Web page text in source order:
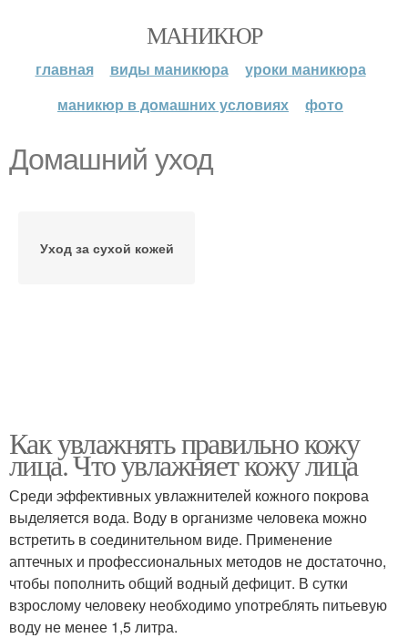
МАНИКЮР
главная виды маникюра
уроки маникюра
маникюр в домашних условиях
фото
Домашний уход
Уход за сухой кожей
Как увлажнять правильно кожу
лица. Что увлажняет кожу лица
Среди эффективных увлажнителей кожного покрова
выделяется вода. Воду в организме человека можно
встретить в соединительном виде. Применение
аптечных и профессиональных методов не достаточно,
чтобы пополнить общий водный дефицит. В сутки
взрослому человеку необходимо употреблять питьевую
воду не менее 1,5 литра.